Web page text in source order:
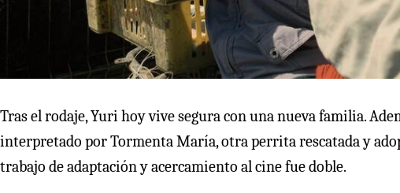
Tras el rodaje, Yuri hoy vive segura con una nueva familia.
interpretado por Tormenta María, otra perrita rescatada y
trabajo de adaptación y acercamiento al cine fue doble.